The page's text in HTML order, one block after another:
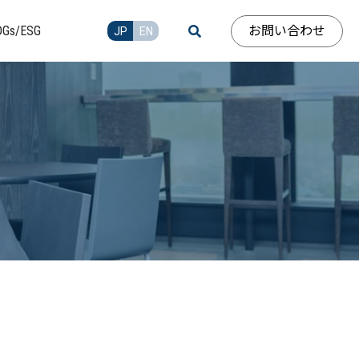
ESG JP EN お問い合わせ